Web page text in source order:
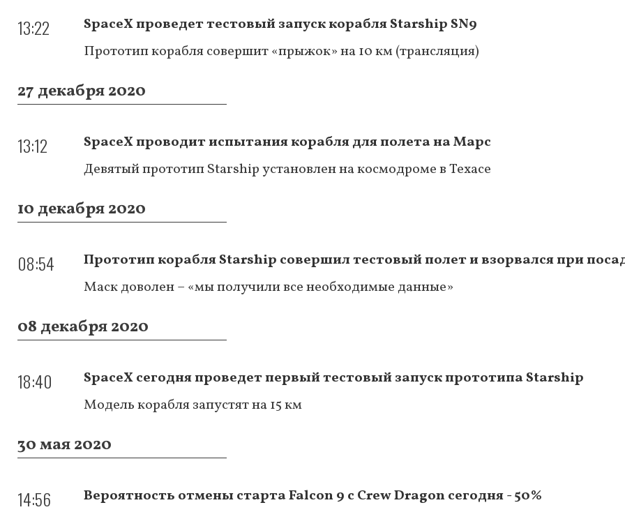
13:22
SpaceX проведет тестовый запуск корабля Starship SN9
Прототип корабля совершит «прыжок» на 10 км (трансляция)
27 декабря 2020
13:12
SpaceX проводит испытания корабля для полета на Марс
Девятый прототип Starship установлен на космодроме в Техасе
10 декабря 2020
08:54
Прототип корабля Starship совершил тестовый полет и взорвался при
Маск доволен – «мы получили все необходимые данные»
08 декабря 2020
18:40
SpaceX сегодня проведет первый тестовый запуск прототипа Starship
Модель корабля запустят на 15 км
30 мая 2020
14:56
Вероятность отмены старта Falcon 9 с Crew Dragon сегодня - 50%